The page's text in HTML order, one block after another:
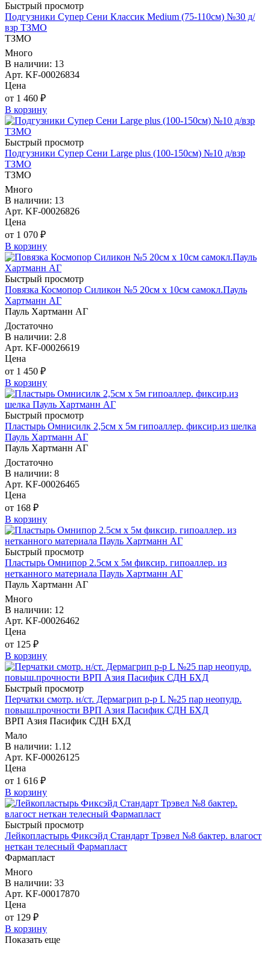
Быстрый просмотр
Подгузники Супер Сени Классик Medium (75-110см) №30 д/
взр ТЗМО
ТЗМО
Много
В наличии: 13
Арт. KF-00026834
Цена
от 1 460 ₽
В корзину
Быстрый просмотр
Подгузники Супер Сени Large plus (100-150см) №10 д/взр
ТЗМО
ТЗМО
Много
В наличии: 13
Арт. KF-00026826
Цена
от 1 070 ₽
В корзину
Быстрый просмотр
Повязка Космопор Силикон №5 20см х 10см самокл.Пауль
Хартманн AГ
Пауль Хартманн AГ
Достаточно
В наличии: 2.8
Арт. KF-00026619
Цена
от 1 450 ₽
В корзину
Быстрый просмотр
Пластырь Омнисилк 2,5см х 5м гипоаллер. фиксир.из шелка
Пауль Хартманн AГ
Пауль Хартманн AГ
Достаточно
В наличии: 8
Арт. KF-00026465
Цена
от 168 ₽
В корзину
Быстрый просмотр
Пластырь Омнипор 2.5см х 5м фиксир. гипоаллер. из
нетканного материала Пауль Хартманн AГ
Пауль Хартманн AГ
Много
В наличии: 12
Арт. KF-00026462
Цена
от 125 ₽
В корзину
Быстрый просмотр
Перчатки смотр. н/ст. Дермагрип р-р L №25 пар неопудр.
повыш.прочности ВРП Азия Пасифик СДН БХД
ВРП Азия Пасифик СДН БХД
Мало
В наличии: 1.12
Арт. KF-00026125
Цена
от 1 616 ₽
В корзину
Быстрый просмотр
Лейкопластырь Фиксэйд Стандарт Трэвел №8 бактер. влагост
неткан телесный Фармапласт
Фармапласт
Много
В наличии: 33
Арт. KF-00017870
Цена
от 129 ₽
В корзину
Показать еще